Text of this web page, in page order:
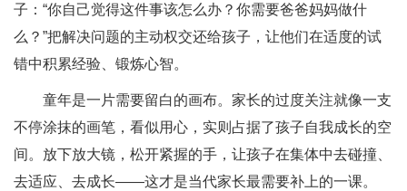
子：“你自己觉得这件事该怎么办？你需要爸爸妈妈做什
么？”把解决问题的主动权交还给孩子，让他们在适度的试
错中积累经验、锻炼心智。
童年是一片需要留白的画布。家长的过度关注就像一支
不停涂抹的画笔，看似用心，实则占据了孩子自我成长的空
间。放下放大镜，松开紧握的手，让孩子在集体中去碰撞、
去适应、去成长——这才是当代家长最需要补上的一课。